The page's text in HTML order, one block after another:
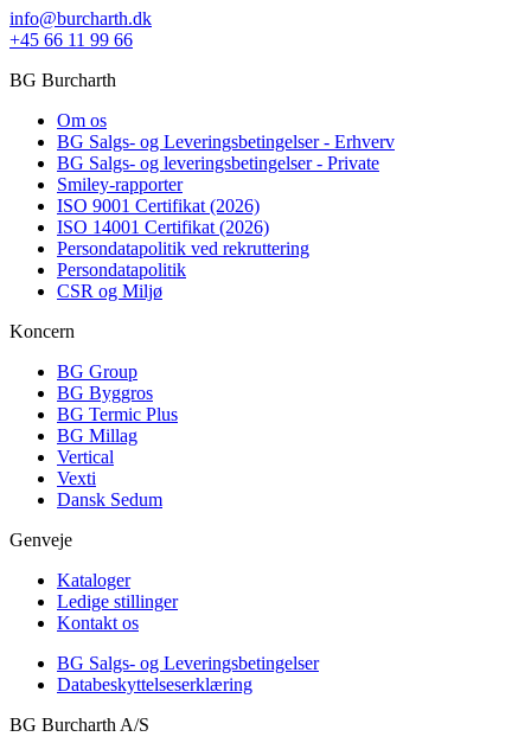
info@burcharth.dk
+45 66 11 99 66
BG Burcharth
Om os
BG Salgs- og Leveringsbetingelser - Erhverv
BG Salgs- og leveringsbetingelser - Private
Smiley-rapporter
ISO 9001 Certifikat (2026)
ISO 14001 Certifikat (2026)
Persondatapolitik ved rekruttering
Persondatapolitik
CSR og Miljø
Koncern
BG Group
BG Byggros
BG Termic Plus
BG Millag
Vertical
Vexti
Dansk Sedum
Genveje
Kataloger
Ledige stillinger
Kontakt os
BG Salgs- og Leveringsbetingelser
Databeskyttelseserklæring
BG Burcharth A/S